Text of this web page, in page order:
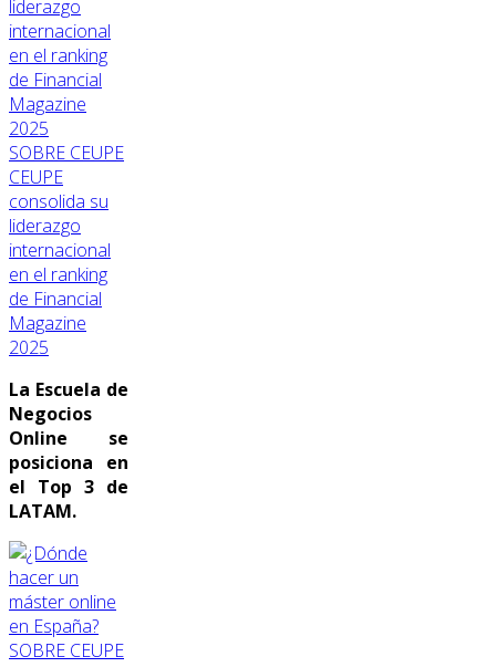
SOBRE CEUPE
CEUPE
consolida su
liderazgo
internacional
en el ranking
de Financial
Magazine
2025
La Escuela de
Negocios
Online se
posiciona en
el Top 3 de
LATAM.
SOBRE CEUPE